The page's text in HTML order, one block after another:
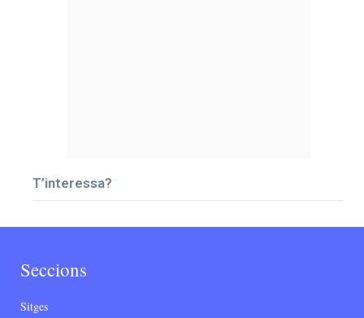
T’interessa?
Seccions
Sitges